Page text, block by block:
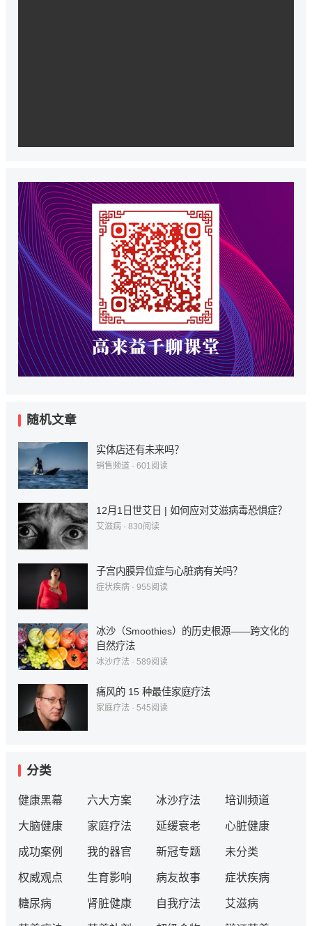
随机文章
实体店还有未来吗？
销售频道· 601阅读
12月1日世艾日 | 如何应对艾滋病毒恐惧症？
艾滋病· 830阅读
子宫内膜异位症与心脏病有关吗？
症状疾病· 955阅读
冰沙（Smoothies）的历史根源——跨文化的
自然疗法
冰沙疗法 · 589阅读
痛风的 15 种最佳家庭疗法
家庭疗法 · 545阅读
分类
健康黑幕 六大方案 冰沙疗法 培训频道
大脑健康 家庭疗法 延缓衰老 心脏健康
成功案例 我的器官 新冠专题 未分类
权威观点 生育影响 病友故事 症状疾病
糖尿病 肾脏健康 自我疗法 艾滋病